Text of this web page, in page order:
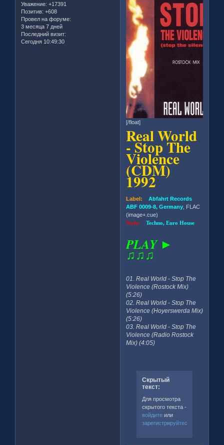
Уважение: +17391
Позитив: +608
Провел на форуме:
3 месяца 7 дней
Последний визит:
Сегодня 10:49:30
[/float]
Real World
- Stop The
Violence
(CDM)
1992
Label: Abfahrt Records
ABF 0009-8, Germany , FLAC
(image+.cue)
Style:Techno, Euro House
PLAY ►
♫♫♫
01. Real World - Stop The
Violence (Rostock Mix)
(5:26)
02. Real World - Stop The
Violence (Hoyerswerda Mix)
(5:26)
03. Real World - Stop The
Violence (Radio Rostock
Mix) (4:05)
Скрытый
текст:
Для просмотра
скрытого текста -
войдитеили
зарегистрируйтесь